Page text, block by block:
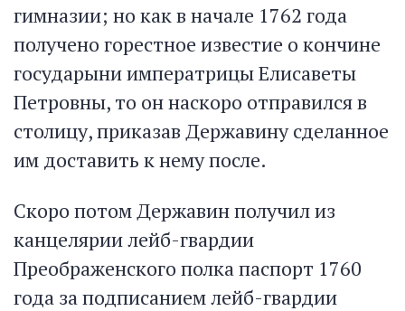
гимназии; но как в начале 1762 года
получено горестное известие о кончине
государыни императрицы Елисаветы
Петровны, то он наскоро отправился в
столицу, приказав Державину сделанное
им доставить к нему после.
Скоро потом Державин получил из
канцелярии лейб-гвардии
Преображенского полка паспорт 1760
года за подписанием лейб-гвардии